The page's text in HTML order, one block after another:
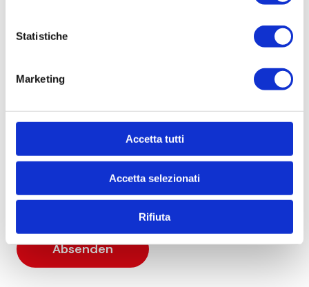
Statistiche
Marketing
Accetta tutti
Accetta selezionati
Rifiuta